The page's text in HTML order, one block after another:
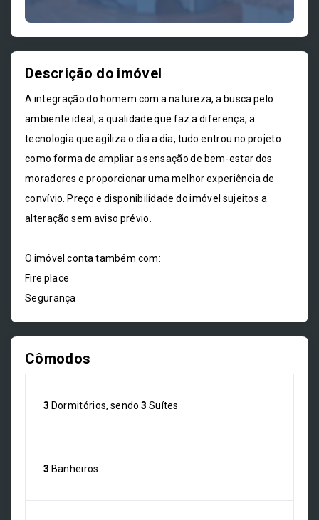
Descrição do imóvel
A integração do homem com a natureza, a busca pelo
ambiente ideal, a qualidade que faz a diferença, a
tecnologia que agiliza o dia a dia, tudo entrou no projeto
como forma de ampliar a sensação de bem-estar dos
moradores e proporcionar uma melhor experiência de
convívio. Preço e disponibilidade do imóvel sujeitos a
alteração sem aviso prévio.
O imóvel conta também com:
Fire place
Segurança
Cômodos
3 Dormitórios, sendo3 Suítes
3 Banheiros